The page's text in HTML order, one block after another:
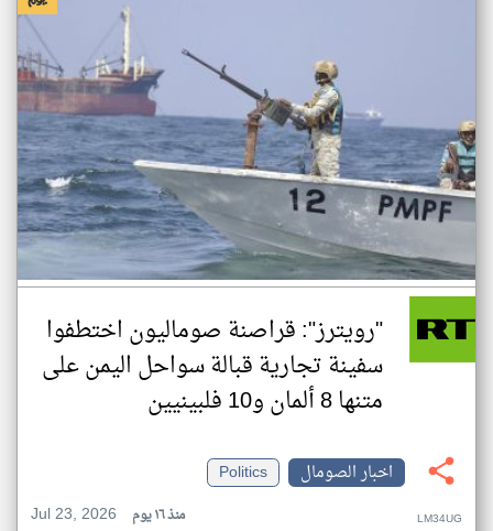
"رويترز": قراصنة صوماليون اختطفوا
سفينة تجارية قبالة سواحل اليمن على
متنها 8 ألمان و10 فلبينيين
اخبار الصومال
Politics
Jul 23, 2026
منذ ١٦ يوم LM34UG